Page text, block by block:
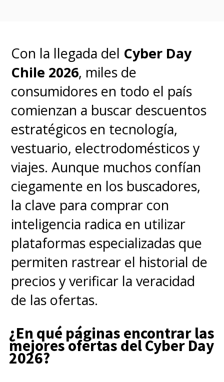
Con la llegada del Cyber Day
Chile 2026, miles de
consumidores en todo el país
comienzan a buscar descuentos
estratégicos en tecnología,
vestuario, electrodomésticos y
viajes. Aunque muchos confían
ciegamente en los buscadores,
la clave para comprar con
inteligencia radica en utilizar
plataformas especializadas que
permiten rastrear el historial de
precios y verificar la veracidad
de las ofertas.
¿En qué páginas encontrar las
mejores ofertas del Cyber Day
2026?